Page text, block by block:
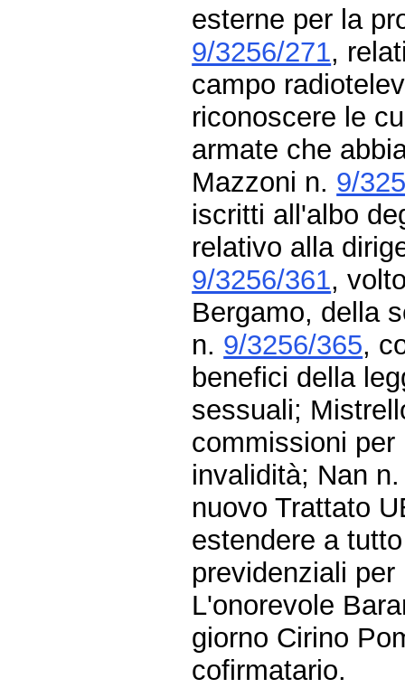
esterne per la
9/3256/271,
campo
riconoscere le
armate che
Mazzoni n. 9/
iscritti all'albo
relativo alla
9/3256/361,
Bergamo, della
n. 9/3256/365,
benefici della
sessuali;
commissioni
invalidità; Nan
nuovo Trattato
estendere a
previdenziali
L'onorevole
giorno Cirino
cofirmatario.